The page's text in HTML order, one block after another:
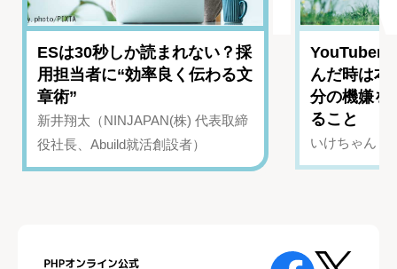
ESは30秒しか読まれない？採
用担当者に“効率良く伝わる文
章術”
新井翔太（NINJAPAN(株) 代表取締
役社長、Abuild就活創設者）
YouTuber
んだ時は
分の機嫌を
ること
いけちゃん（